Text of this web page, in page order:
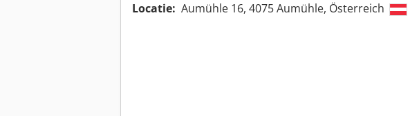
Locatie: Aumühle 16, 4075 Aumühle, Österreich